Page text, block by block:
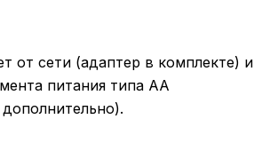
от сети (адаптер в комплекте) и
питания типа АА